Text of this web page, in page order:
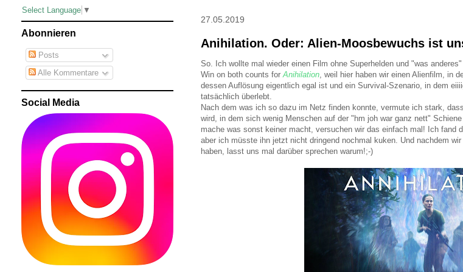
27.05.2019
Anihilation. Oder: Alien-Moosbewuchs ist
So. Ich wollte mal wieder einen Film ohne Superhelden und "was anderes"
Win on both counts for Anihilation , weil hier haben wir einen Alienfilm, in
dessen Auflösung eigentlich egal ist und ein Survival-Szenario, in dem
tatsächlich überlebt.
Nach dem was ich so dazu im Netz finden konnte, vermute ich stark,
wird, in dem sich wenig Menschen auf der "hm joh war ganz nett"
mache was sonst keiner macht, versuchen wir das einfach mal! Ich fand
aber ich müsste ihn jetzt nicht dringend nochmal kuken. Und nachdem
haben, lasst uns mal darüber sprechen warum!;-)
Select Language ▼
Abonnieren
Posts
Alle Kommentare
Social Media